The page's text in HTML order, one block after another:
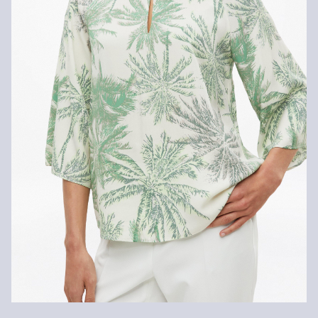
Schonwaschgang
innerhalb von 30 Tagen kostenlos zurückgeben.